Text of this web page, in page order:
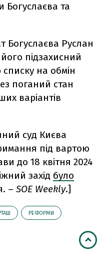
Богуслаєва та
Богуслаєва Руслан
підзахисний
на обмін
поганий стан
варіантів
суд Києва
під вартою
до 18 квітня 2024
захід було
– SOE Weekly.]
РЕФОРМИ